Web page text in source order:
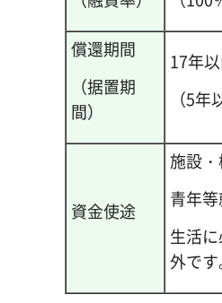
償還期間
（据置期
間）
17年
（5年
資金使途
施設
青年
生活
外です